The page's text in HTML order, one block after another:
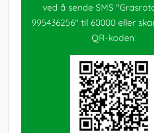
ved å sende SMS
995436256" til 60000 eller
QR-koden: